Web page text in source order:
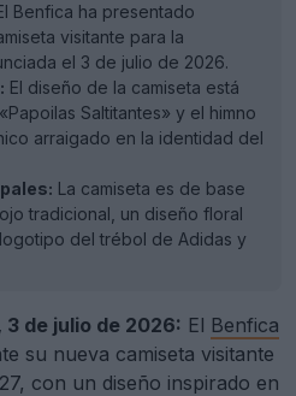
Benfica ha presentado
visitante para la
el 3 de julio de 2026.
El diseño de la camiseta está
Saltitantes» y el himno
arraigado en la identidad del
La camiseta es de base
tradicional, un diseño floral
del trébol de Adidas y
de julio de 2026: El Benfica
su nueva camiseta visitante
con un diseño inspirado en